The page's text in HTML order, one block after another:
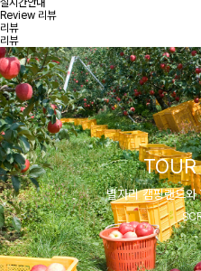
실시간안내
Review 리뷰
리뷰
리뷰
별자리 캠핑랜드